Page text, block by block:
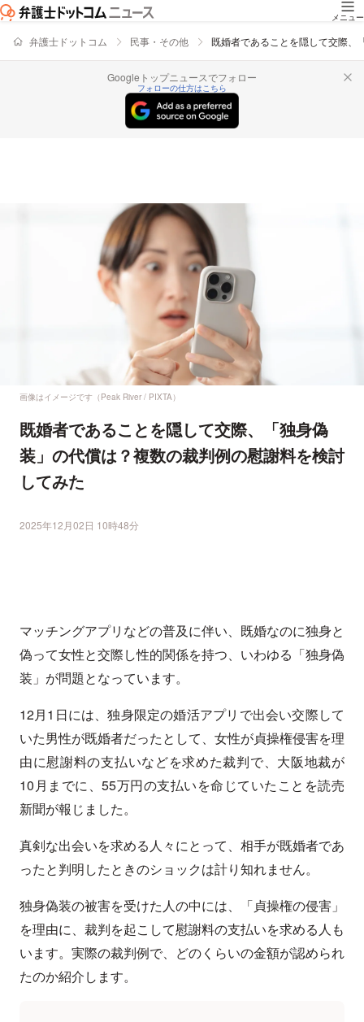
メニュー
弁護士ドットコム 民事・その他 既婚者であることを隠して交際、
Googleトップニュースでフォロー
フォローの仕方はこちら
画像はイメージです（Peak River / PIXTA）
既婚者であることを隠して交際、「独身偽
装」の代償は？複数の裁判例の慰謝料を検討
してみた
2025年12月02日 10時48分
マッチングアプリなどの普及に伴い、既婚なのに独身と
偽って女性と交際し性的関係を持つ、いわゆる「独身偽
装」が問題となっています。
12月1日には、独身限定の婚活アプリで出会い交際して
いた男性が既婚者だったとして、女性が貞操権侵害を理
由に慰謝料の支払いなどを求めた裁判で、大阪地裁が
10月までに、55万円の支払いを命じていたことを読売
新聞が報じました。
真剣な出会いを求める人々にとって、相手が既婚者であ
ったと判明したときのショックは計り知れません。
独身偽装の被害を受けた人の中には、「貞操権の侵害」
を理由に、裁判を起こして慰謝料の支払いを求める人も
います。実際の裁判例で、どのくらいの金額が認められ
たのか紹介します。